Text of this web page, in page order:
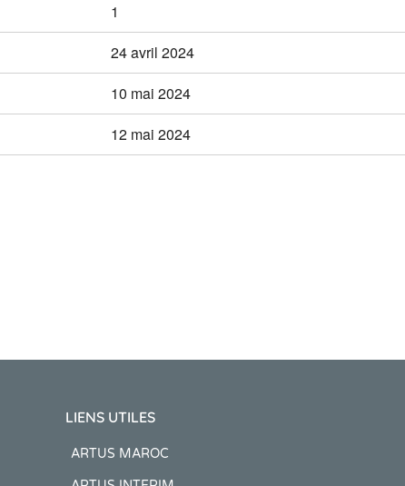
1
24 avril 2024
10 mai 2024
12 mai 2024
LIENS UTILES
ARTUS MAROC